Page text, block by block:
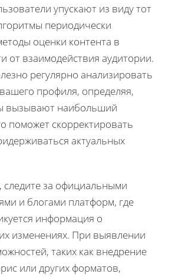
упускают из виду тот
периодически
оценки контента в
от взаимодействия аудитории.
регулярно анализировать
вашего профиля, определяя,
вызывают наибольший
поможет скорректировать
актуальных
следите за официальными
и блогами платформ, где
информация о
изменениях. При выявлении
таких как внедрение
или других форматов,